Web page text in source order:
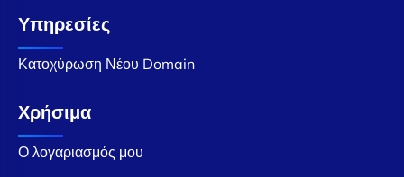
Υπηρεσίες
Κατοχύρωση Νέου Domain
Χρήσιμα
Ο λογαριασμός μου